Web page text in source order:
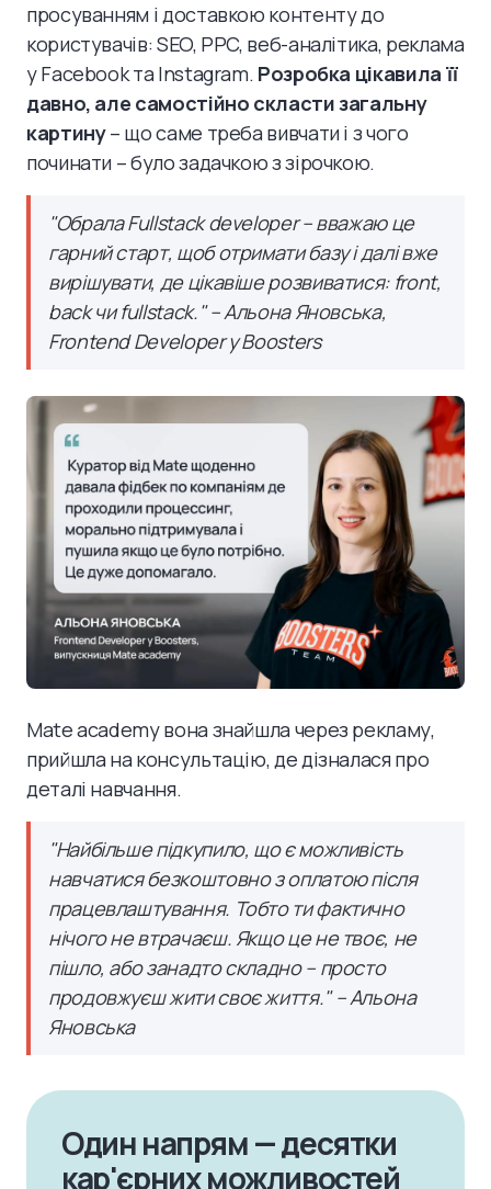
просуванням і доставкою контенту до
користувачів: SEO, PPC, веб-аналітика, реклама
у Facebook та Instagram. Розробка цікавила її
давно, але самостійно скласти загальну
картину– що саме треба вивчати і з чого
починати – було задачкою з зірочкою.
"Обрала Fullstack developer – вважаю це
гарний старт, щоб отримати базу і далі вже
вирішувати, де цікавіше розвиватися: front,
back чи fullstack." – Альона Яновська,
Frontend Developer у Boosters
Mate academy вона знайшла через рекламу,
прийшла на консультацію, де дізналася про
деталі навчання.
"Найбільше підкупило, що є можливість
навчатися безкоштовно з оплатою після
працевлаштування. Тобто ти фактично
нічого не втрачаєш. Якщо це не твоє, не
пішло, або занадто складно – просто
продовжуєш жити своє життя." – Альона
Яновська
Один напрям — десятки
кар'єрних можливостей